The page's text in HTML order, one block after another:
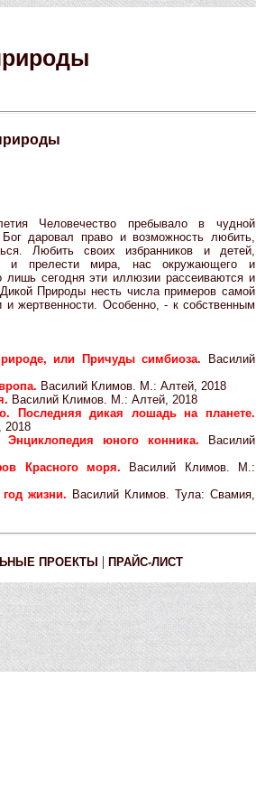
Человечество пребывало в чудной
даровал право и возможность любить,
Любить своих избранников и детей,
и прелести мира, нас окружающего и
сегодня эти иллюзии рассеиваются и
Природы несть числа примеров самой
и жертвенности. Особенно, - к собственным
или Причуды симбиоза.
Василий
Василий Климов. М.: Алтей, 2018
Василий Климов. М.: Алтей, 2018
Последняя дикая лошадь на планете.
2018
юного конника.
Василий
Красного моря.
Василий Климов. М.:
жизни. Василий Климов. Тула: Свамия,
ПРОЕКТЫ | ПРАЙС-ЛИСТ